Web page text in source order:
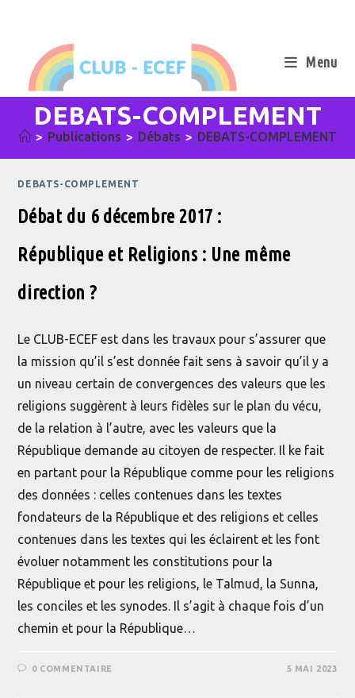
Menu
DEBATS-COMPLEMENT
> Publications > Débats > DEBATS-COMPLEMENT
DEBATS-COMPLEMENT
Débat du 6 décembre 2017 :
République et Religions : Une même
direction ?
Le CLUB-ECEF est dans les travaux pour s’assurer que
la mission qu’il s’est donnée fait sens à savoir qu’il y a
un niveau certain de convergences des valeurs que les
religions suggèrent à leurs fidèles sur le plan du vécu,
de la relation à l’autre, avec les valeurs que la
République demande au citoyen de respecter. Il ke fait
en partant pour la République comme pour les religions
des données : celles contenues dans les textes
fondateurs de la République et des religions et celles
contenues dans les textes qui les éclairent et les font
évoluer notamment les constitutions pour la
République et pour les religions, le Talmud, la Sunna,
les conciles et les synodes. Il s’agit à chaque fois d’un
chemin et pour la République…
0 COMMENTAIRE 5 MAI 2023